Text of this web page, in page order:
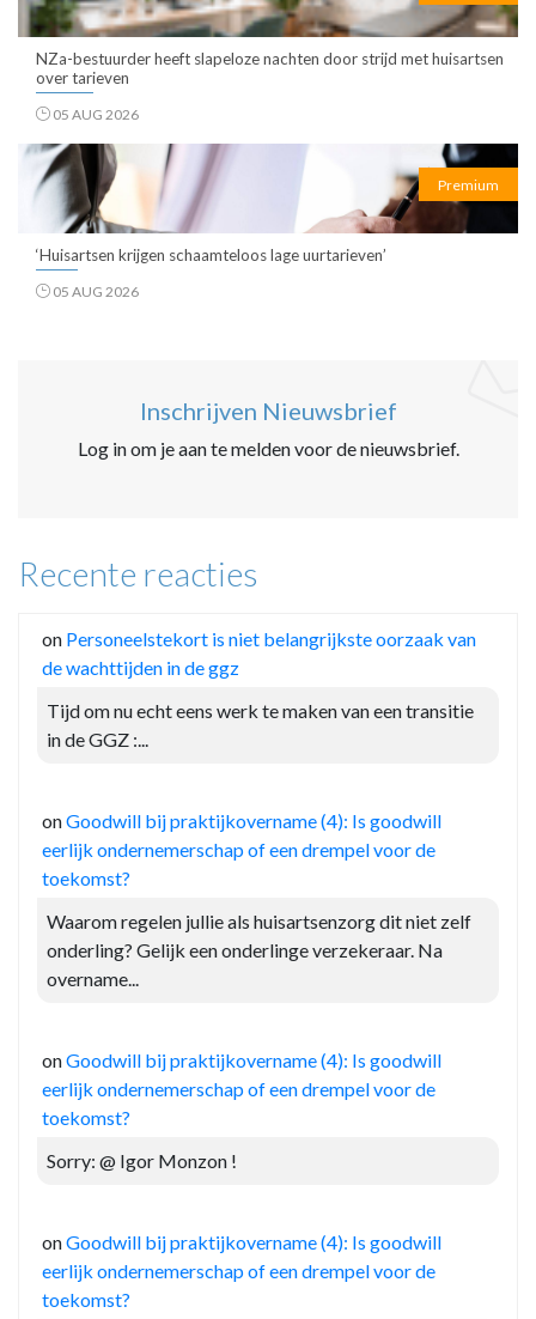
NZa-bestuurder heeft slapeloze nachten door strijd met huisartsen
over tarieven
05 AUG 2026
Premium
‘Huisartsen krijgen schaamteloos lage uurtarieven’
05 AUG 2026
Inschrijven Nieuwsbrief
Log in om je aan te melden voor de nieuwsbrief.
Recente reacties
on Personeelstekort is niet belangrijkste oorzaak van
de wachttijden in de ggz
Tijd om nu echt eens werk te maken van een transitie
in de GGZ :...
onGoodwill bij praktijkovername (4): Is goodwill
eerlijk ondernemerschap of een drempel voor de
toekomst?
Waarom regelen jullie als huisartsenzorg dit niet zelf
onderling? Gelijk een onderlinge verzekeraar. Na
overname...
onGoodwill bij praktijkovername (4): Is goodwill
eerlijk ondernemerschap of een drempel voor de
toekomst?
Sorry: @ Igor Monzon !
onGoodwill bij praktijkovername (4): Is goodwill
eerlijk ondernemerschap of een drempel voor de
toekomst?